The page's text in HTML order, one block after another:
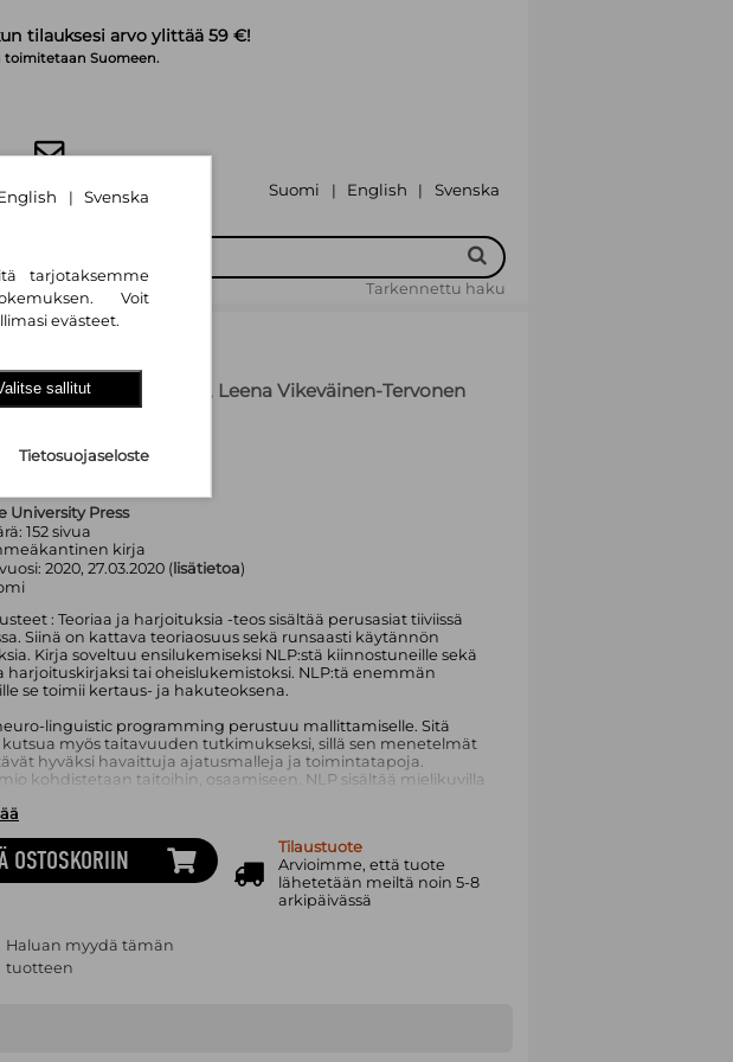
tilauksesi arvo ylittää 59 €!
toimitetaan Suomeen.
UUTISKIRJE Suomi | English | Svenska
Tarkennettu haku
Hiltunen,Matti Kiviaho , Leena Vikeväinen-Tervonen
€
University Press
152sivua
kirja
2020, 27.03.2020 (lisätietoa)
: Teoriaa ja harjoituksia -teos sisältää perusasiat tiiviissä
Siinä on kattava teoriaosuus sekä runsaasti käytännön
Kirja soveltuu ensilukemiseksi NLP:stä kiinnostuneille sekä
harjoituskirjaksi tai oheislukemistoksi. NLP:tä enemmän
se toimii kertaus- ja hakuteoksena.
linguistic programming perustuu mallittamiselle. Sitä
myös taitavuuden tutkimukseksi, sillä sen menetelmät
hyväksi havaittuja ajatusmalleja ja toimintatapoja.
kohdistetaan taitoihin, osaamiseen. NLP sisältää mielikuvilla
Sen menetelmät toimivat opetuksessa, valmennuksessa,
painos vuonna 2003 ilmestyneestä teoksesta.
myös Open Access -kirjana osoitteessa
OSTOSKORIIN
Tilaustuote
Arvioimme, että tuote
lähetetään meiltä noin 5-8
arkipäivässä
Haluan myydä tämän
tuotteen
| Svenska
tarjotaksemme
Voit
evästeet.
sallitut
Tietosuojaseloste